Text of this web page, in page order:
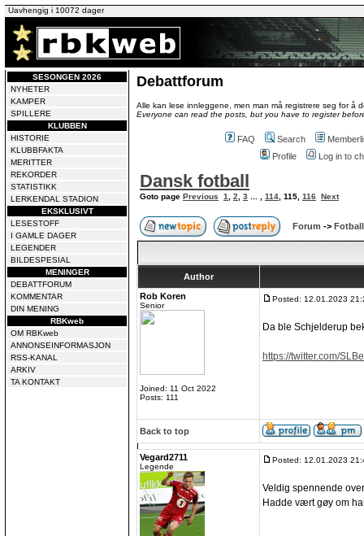
Uavhengig i 10072 dager
SESONGEN 2026
NYHETER
KAMPER
SPILLERE
KLUBBEN
HISTORIE
KLUBBFAKTA
MERITTER
REKORDER
STATISTIKK
LERKENDAL STADION
EKSKLUSIVT
LESESTOFF
I GAMLE DAGER
LEGENDER
BILDESPESIAL
MENINGER
DEBATTFORUM
KOMMENTAR
DIN MENING
RBKweb
OM RBKweb
ANNONSEINFORMASJON
RSS-KANAL
ARKIV
TA KONTAKT
Debattforum
Alle kan lese innleggene, men man må registrere seg for å
Everyone can read the posts, but you have to register
FAQ Search
Profile
Log in to
Dansk fotball
Goto page Previous 1 2 3 114 115 116 Next
Forum ->
Author
Rob Koren
Senior
Joined: 11 Oct 2022
Posts: 111
Posted: 12.01.2023
Da ble Schjelderup
https://twitter.com/
Back to top
Vegard2711
Legende
Posted: 12.01.2023
Veldig spennende
Hadde vært gøy om